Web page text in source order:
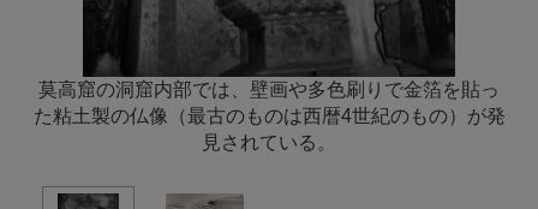
莫高窟の洞窟内部では、壁画や多色刷りで金箔を貼っ
た粘土製の仏像（最古のものは西暦4世紀のもの）が発
見されている。